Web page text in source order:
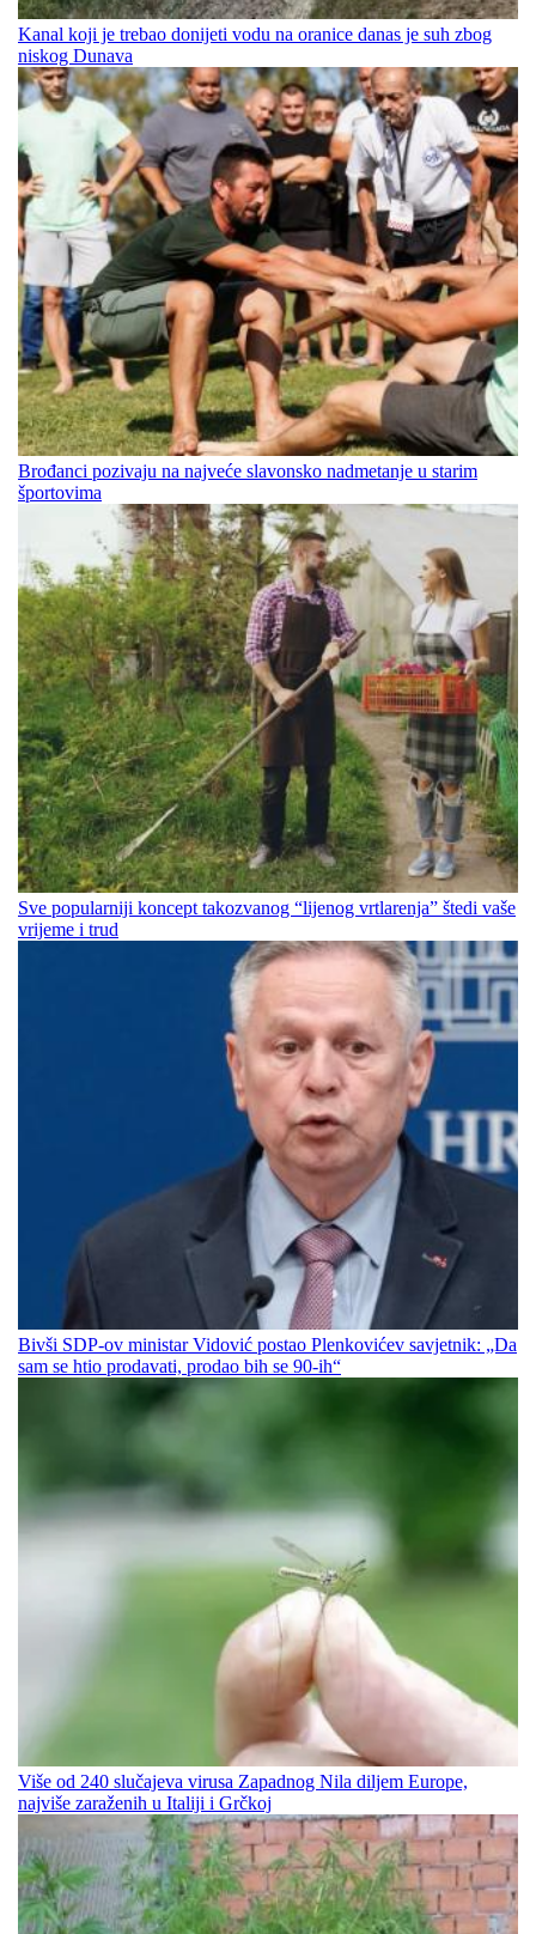
Kanal koji je trebao donijeti vodu na oranice danas je suh zbog
niskog Dunava
Brođanci pozivaju na najveće slavonsko nadmetanje u starim
športovima
Sve popularniji koncept takozvanog “lijenog vrtlarenja” štedi vaše
vrijeme i trud
Bivši SDP-ov ministar Vidović postao Plenkovićev savjetnik: „Da
sam se htio prodavati, prodao bih se 90-ih“
Više od 240 slučajeva virusa Zapadnog Nila diljem Europe,
najviše zaraženih u Italiji i Grčkoj